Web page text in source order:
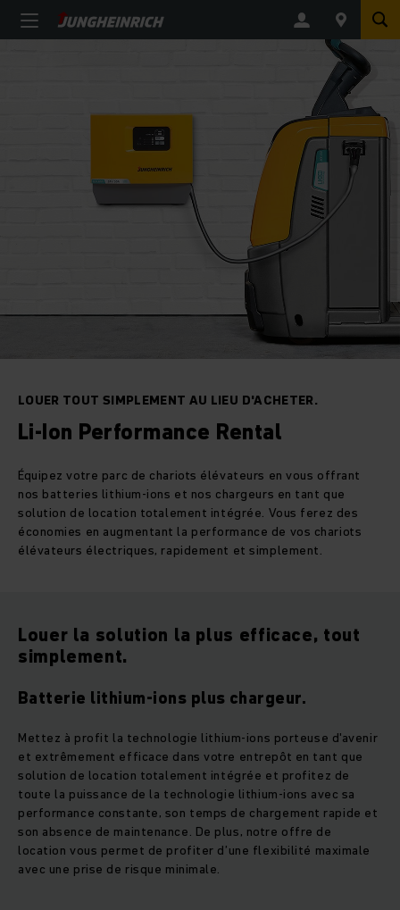
LOUER TOUT SIMPLEMENT AU LIEU D'ACHETER.
Li-Ion Performance Rental
Équipez votre parc de chariots élévateurs en vous offrant
nos batteries lithium-ions et nos chargeurs en tant que
solution de location totalement intégrée. Vous ferez des
économies en augmentant la performance de vos chariots
élévateurs électriques, rapidement et simplement.
Louer la solution la plus efficace, tout
simplement.
Batterie lithium-ions plus chargeur.
Mettez à profit la technologie lithium-ions porteuse d'avenir
et extrêmement efficace dans votre entrepôt en tant que
solution de location totalement intégrée et profitez de
toute la puissance de la technologie lithium-ions avec sa
performance constante, son temps de chargement rapide et
son absence de maintenance. De plus, notre offre de
location vous permet de profiter d’une flexibilité maximale
avec une prise de risque minimale.